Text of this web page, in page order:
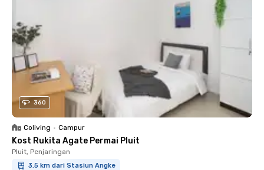
360
Coliving • Campur
Kost Rukita Agate Permai Pluit
Pluit, Penjaringan
3.5 km dari Stasiun Angke